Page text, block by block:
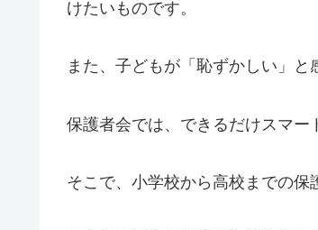
けたいものです。
また、子どもが「恥ずかしい」と
保護者会では、できるだけスマー
そこで、小学校から高校までの保